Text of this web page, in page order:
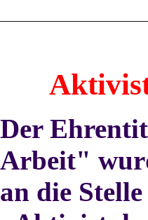
Der
Arbeit"
an die